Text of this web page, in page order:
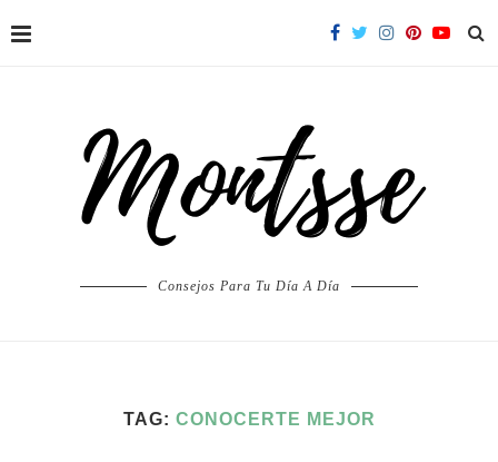
Consejos Para Tu Día A Día
TAG: CONOCERTE MEJOR